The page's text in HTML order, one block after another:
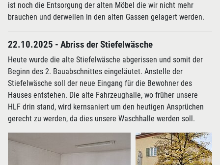
ist noch die Entsorgung der alten Möbel die wir nicht mehr
brauchen und derweilen in den alten Gassen gelagert werden.
22.10.2025 - Abriss der Stiefelwäsche
Heute wurde die alte Stiefelwäsche abgerissen und somit der
Beginn des 2. Bauabschnittes eingeläutet. Anstelle der
Stiefelwäsche soll der neue Eingang für die Bewohner des
Hauses entstehen. Die alte Fahrzeughalle, wo früher unsere
HLF drin stand, wird kernsaniert um den heutigen Ansprüchen
gerecht zu werden, da dies unsere Waschhalle werden soll.